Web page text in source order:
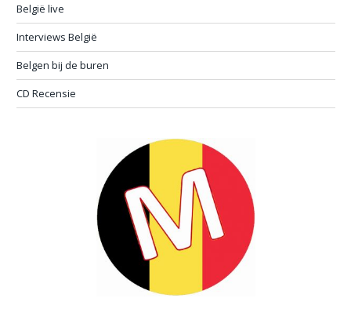
België live
Interviews België
Belgen bij de buren
CD Recensie